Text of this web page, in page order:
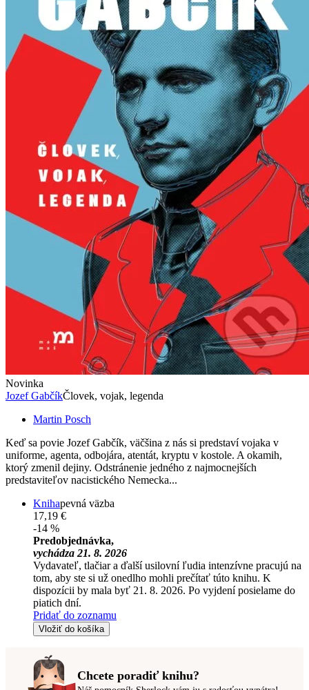
Novinka
Jozef GabčíkČlovek, vojak, legenda
Martin Posch
Keď sa povie Jozef Gabčík, väčšina z nás si predstaví vojaka v
uniforme, agenta, odbojára, atentát, kryptu v kostole. A okamih,
ktorý zmenil dejiny. Odstránenie jedného z najmocnejších
predstaviteľov nacistického Nemecka...
Knihapevná väzba
17,19 €
-14 %
Predobjednávka,
vychádza 21. 8. 2026
Vydavateľ, tlačiar a ďalší usilovní ľudia intenzívne pracujú na
tom, aby ste si už onedlho mohli prečítať túto knihu. K
dispozícii by mala byť 21. 8. 2026. Po vyjdení posielame do
piatich dní.
Pridať do zoznamu
Vložiť do košíka
Chcete poradiť knihu?